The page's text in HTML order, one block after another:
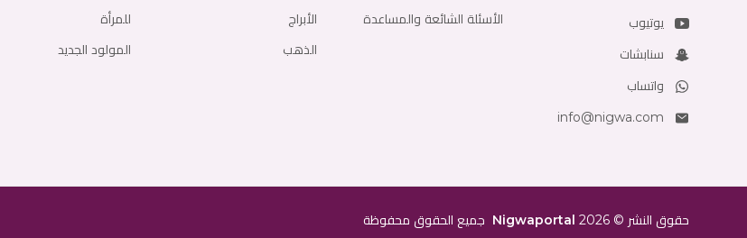
يوتيوب
سنابشات
واتساب
info@nigwa.com
الأسئلة الشائعة والمساعدة
الأبراج
الذهب
للمرأة
المولود الجديد
حقوق النشر ©
2026
Nigwaportal جميع الحقوق محفوظة